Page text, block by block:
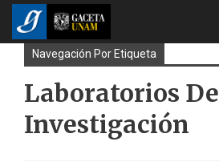
Navegación Por Etiqueta
Laboratorios De
Investigación